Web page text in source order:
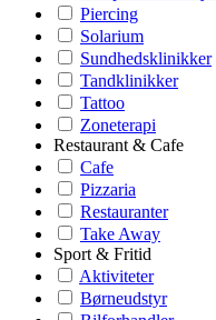
Piercing
Solarium
Sundhedsklinikker
Tandklinikker
Tattoo
Zoneterapi
Restaurant & Cafe
Cafe
Pizzaria
Restauranter
Take Away
Sport & Fritid
Aktiviteter
Børneudstyr